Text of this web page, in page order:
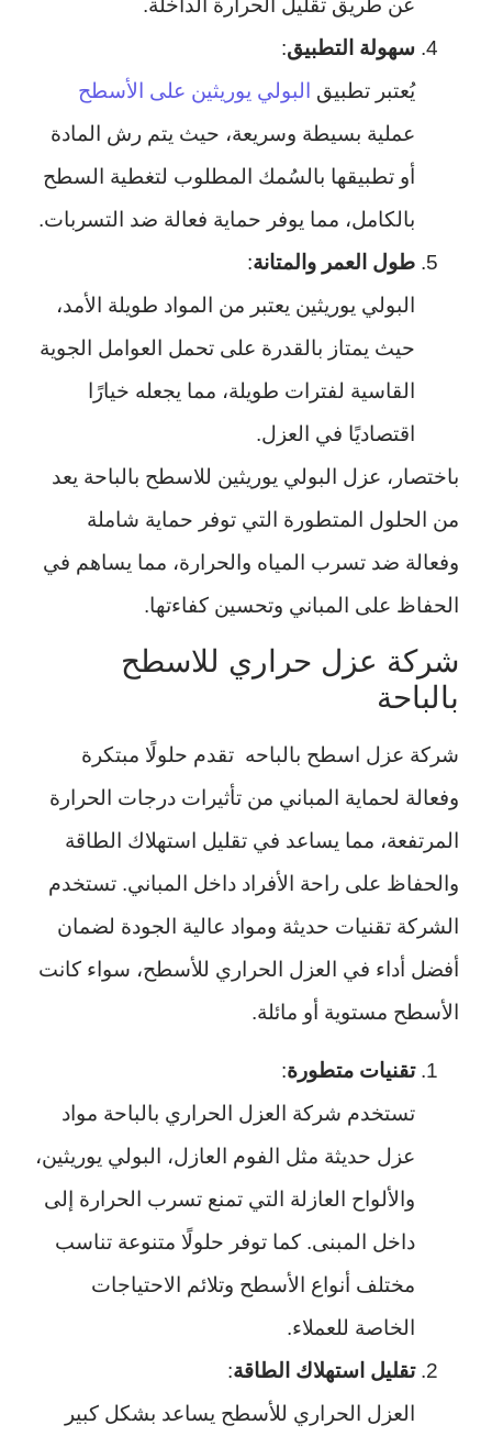
عن طريق تقليل الحرارة الداخلة.
سهولة التطبيق:
يُعتبر تطبيق البولي يوريثين على الأسطح
عملية بسيطة وسريعة، حيث يتم رش المادة
أو تطبيقها بالسُمك المطلوب لتغطية السطح
بالكامل، مما يوفر حماية فعالة ضد التسربات.
طول العمر والمتانة:
البولي يوريثين يعتبر من المواد طويلة الأمد،
حيث يمتاز بالقدرة على تحمل العوامل الجوية
القاسية لفترات طويلة، مما يجعله خيارًا
اقتصاديًا في العزل.
باختصار، عزل البولي يوريثين للاسطح بالباحة يعد
من الحلول المتطورة التي توفر حماية شاملة
وفعالة ضد تسرب المياه والحرارة، مما يساهم في
الحفاظ على المباني وتحسين كفاءتها.
شركة عزل حراري للاسطح
بالباحة
شركة عزل اسطح بالباحه تقدم حلولًا مبتكرة
وفعالة لحماية المباني من تأثيرات درجات الحرارة
المرتفعة، مما يساعد في تقليل استهلاك الطاقة
والحفاظ على راحة الأفراد داخل المباني. تستخدم
الشركة تقنيات حديثة ومواد عالية الجودة لضمان
أفضل أداء في العزل الحراري للأسطح، سواء كانت
الأسطح مستوية أو مائلة.
تقنيات متطورة:
تستخدم شركة العزل الحراري بالباحة مواد
عزل حديثة مثل الفوم العازل، البولي يوريثين،
والألواح العازلة التي تمنع تسرب الحرارة إلى
داخل المبنى. كما توفر حلولًا متنوعة تناسب
مختلف أنواع الأسطح وتلائم الاحتياجات
الخاصة للعملاء.
تقليل استهلاك الطاقة:
العزل الحراري للأسطح يساعد بشكل كبير